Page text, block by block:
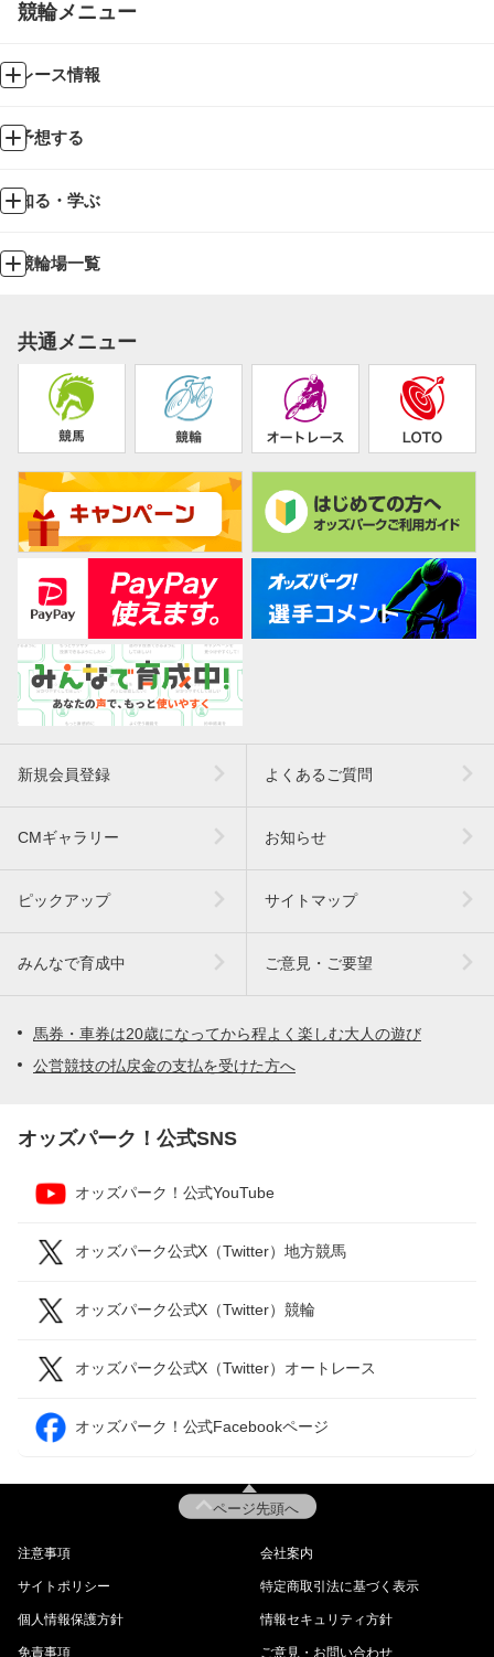
競輪メニュー
レース情報
予想する
知る・学ぶ
競輪場一覧
共通メニュー
新規会員登録 よくあるご質問
CMギャラリー お知らせ
ピックアップ サイトマップ
みんなで育成中 ご意見・ご要望
馬券・車券は20歳になってから程よく楽しむ大人の遊び
公営競技の払戻金の支払を受けた方へ
オッズパーク！公式SNS
オッズパーク！公式YouTube
オッズパーク公式X（Twitter）地方競馬
オッズパーク公式X（Twitter）競輪
オッズパーク公式X（Twitter）オートレース
オッズパーク！公式Facebookページ
ページ先頭へ
注意事項 会社案内
サイトポリシー 特定商取引法に基づく表示
個人情報保護方針 情報セキュリティ方針
免責事項 ご意見・お問い合わせ